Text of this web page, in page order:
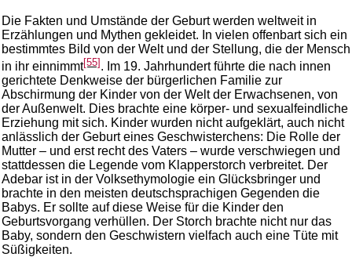
Die Fakten und Umstände der Geburt werden weltweit in
Erzählungen und Mythen gekleidet. In vielen offenbart sich ein
bestimmtes Bild von der Welt und der Stellung, die der Mensch
in ihr einnimmt[55]. Im 19. Jahrhundert führte die nach innen
gerichtete Denkweise der bürgerlichen Familie zur
Abschirmung der Kinder von der Welt der Erwachsenen, von
der Außenwelt. Dies brachte eine körper- und sexualfeindliche
Erziehung mit sich. Kinder wurden nicht aufgeklärt, auch nicht
anlässlich der Geburt eines Geschwisterchens: Die Rolle der
Mutter – und erst recht des Vaters – wurde verschwiegen und
stattdessen die Legende vom Klapperstorch verbreitet. Der
Adebar ist in der Volksethymologie ein Glücksbringer und
brachte in den meisten deutschsprachigen Gegenden die
Babys. Er sollte auf diese Weise für die Kinder den
Geburtsvorgang verhüllen. Der Storch brachte nicht nur das
Baby, sondern den Geschwistern vielfach auch eine Tüte mit
Süßigkeiten.